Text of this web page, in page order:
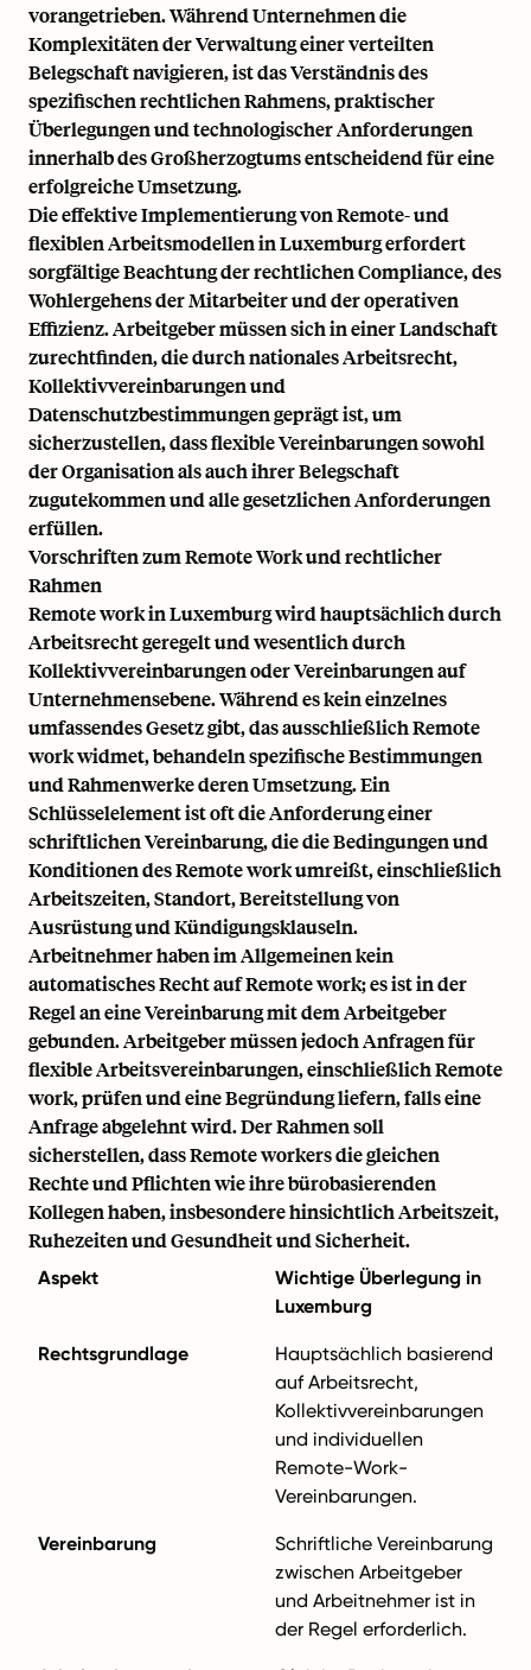
vorangetrieben. Während Unternehmen die
Komplexitäten der Verwaltung einer verteilten
Belegschaft navigieren, ist das Verständnis des
spezifischen rechtlichen Rahmens, praktischer
Überlegungen und technologischer Anforderungen
innerhalb des Großherzogtums entscheidend für eine
erfolgreiche Umsetzung.
Die effektive Implementierung von Remote- und
flexiblen Arbeitsmodellen in Luxemburg erfordert
sorgfältige Beachtung der rechtlichen Compliance, des
Wohlergehens der Mitarbeiter und der operativen
Effizienz. Arbeitgeber müssen sich in einer Landschaft
zurechtfinden, die durch nationales Arbeitsrecht,
Kollektivvereinbarungen und
Datenschutzbestimmungen geprägt ist, um
sicherzustellen, dass flexible Vereinbarungen sowohl
der Organisation als auch ihrer Belegschaft
zugutekommen und alle gesetzlichen Anforderungen
erfüllen.
Vorschriften zum Remote Work und rechtlicher
Rahmen
Remote work in Luxemburg wird hauptsächlich durch
Arbeitsrecht geregelt und wesentlich durch
Kollektivvereinbarungen oder Vereinbarungen auf
Unternehmensebene. Während es kein einzelnes
umfassendes Gesetz gibt, das ausschließlich Remote
work widmet, behandeln spezifische Bestimmungen
und Rahmenwerke deren Umsetzung. Ein
Schlüsselelement ist oft die Anforderung einer
schriftlichen Vereinbarung, die die Bedingungen und
Konditionen des Remote work umreißt, einschließlich
Arbeitszeiten, Standort, Bereitstellung von
Ausrüstung und Kündigungsklauseln.
Arbeitnehmer haben im Allgemeinen kein
automatisches Recht auf Remote work; es ist in der
Regel an eine Vereinbarung mit dem Arbeitgeber
gebunden. Arbeitgeber müssen jedoch Anfragen für
flexible Arbeitsvereinbarungen, einschließlich Remote
work, prüfen und eine Begründung liefern, falls eine
Anfrage abgelehnt wird. Der Rahmen soll
sicherstellen, dass Remote workers die gleichen
Rechte und Pflichten wie ihre bürobasierenden
Kollegen haben, insbesondere hinsichtlich Arbeitszeit,
Ruhezeiten und Gesundheit und Sicherheit.
Aspekt
Wichtige Überlegung in
Luxemburg
Rechtsgrundlage
Hauptsächlich basierend
auf Arbeitsrecht,
Kollektivvereinbarungen
und individuellen
Remote-Work-
Vereinbarungen.
Vereinbarung
Schriftliche Vereinbarung
zwischen Arbeitgeber
und Arbeitnehmer ist in
der Regel erforderlich.